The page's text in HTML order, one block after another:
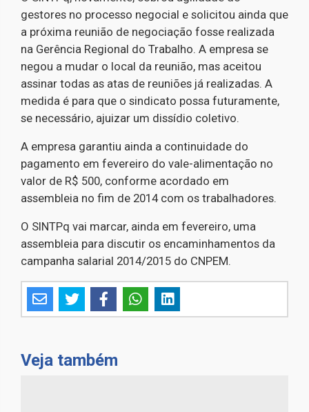
gestores no processo negocial e solicitou ainda que
a próxima reunião de negociação fosse realizada
na Gerência Regional do Trabalho. A empresa se
negou a mudar o local da reunião, mas aceitou
assinar todas as atas de reuniões já realizadas. A
medida é para que o sindicato possa futuramente,
se necessário, ajuizar um dissídio coletivo.
A empresa garantiu ainda a continuidade do
pagamento em fevereiro do vale-alimentação no
valor de R$ 500, conforme acordado em
assembleia no fim de 2014 com os trabalhadores.
O SINTPq vai marcar, ainda em fevereiro, uma
assembleia para discutir os encaminhamentos da
campanha salarial 2014/2015 do CNPEM.
Veja também